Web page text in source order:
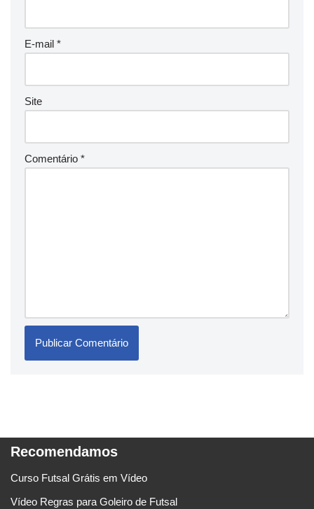
E-mail *
Site
Comentário *
Recomendamos
Curso Futsal Grátis em Vídeo
Vídeo Regras para Goleiro de Futsal